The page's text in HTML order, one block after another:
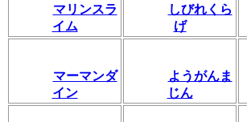
マリンスラ
イム
しびれくら
げ
マーマンダ
イン
ようがんま
じん